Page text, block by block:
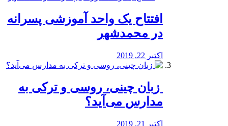
افتتاح یک واحد آموزشی پسرانه
در محمدشهر
اکتبر 22, 2019
️ زبان چینی، روسی و ترکی به
مدارس می‌آید؟
اکتبر 21, 2019